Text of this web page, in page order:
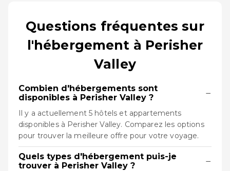
Questions fréquentes sur
l'hébergement à Perisher
Valley
Combien d'hébergements sont
disponibles à Perisher Valley ?
−
Il y a actuellement 5 hôtels et appartements
disponibles à Perisher Valley. Comparez les options
pour trouver la meilleure offre pour votre voyage.
Quels types d'hébergement puis-je
trouver à Perisher Valley ?
−